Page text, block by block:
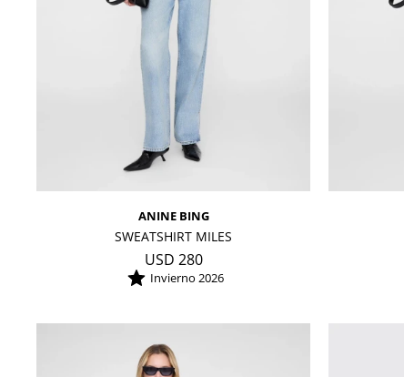
ANINE BING
SWEATSHIRT MILES
USD 280
Invierno 2026